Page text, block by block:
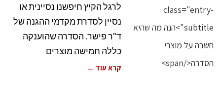
לרגל הקיץ חיפשנו נסיינית או
נסיין לסדרת מקדמי ההגנה של
ד"ר פישר. הסדרה שהוענקה
כללה חמישה מוצרים
קרא עוד ←